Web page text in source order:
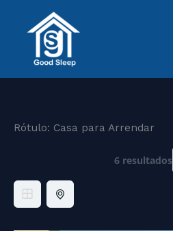
Rótulo: Casa para Arrendar
6 resultados